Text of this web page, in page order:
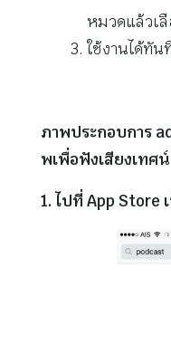
หมวดแล้วเ
ใช้งานได้ทัน
ภาพประกอบการ
พเพื่อฟังเสียงเทศน์
1. ไปที่ App Store